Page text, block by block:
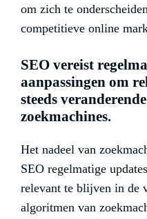
om zich te
competitieve online
SEO vereist
aanpassingen om
steeds
zoekmachines.
Het nadeel van
SEO regelmatige
relevant te blijven in de
algoritmen van